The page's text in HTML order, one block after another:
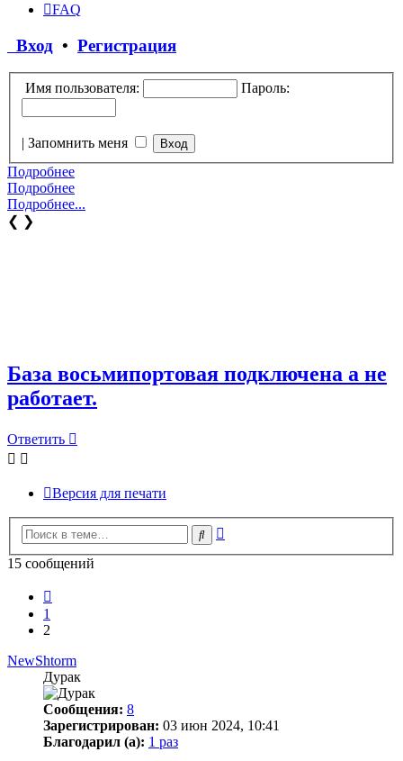
FAQ
Вход • Регистрация
Имя пользователя: Пароль:
| Запомнить меня
Подробнее
Подробнее
Подробнее...
❮ ❯
База восьмипортовая подключена а не
работает.
Ответить
Версия для печати
Поиск
15 сообщений
1
2
NewShtorm
Дурак
Сообщения: 8
Зарегистрирован: 03 июн 2024, 10:41
Благодарил (а): 1 раз